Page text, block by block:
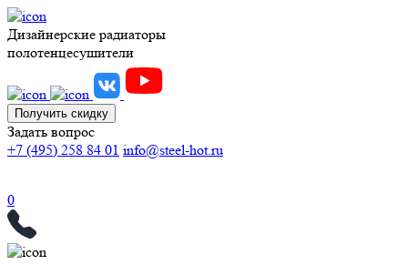
Дизайнерские радиаторы
полотенцесушители
Получить скидку
Задать вопрос
+7 (495) 258 84 01 info@steel-hot.ru
0